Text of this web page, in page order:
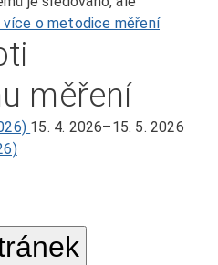
o metodice měření
měření
15. 4. 2026–15. 5. 2026